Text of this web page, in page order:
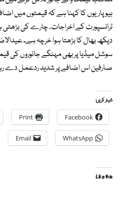
بیوپاریوں کا کہنا ہے کہ قیمتوں میں
ٹرانسپورٹ کے اخراجات، چارے کی بڑھتی
دیکھ بھال کا بڑھتا ہوا خرچہ ہے۔
سوشل میڈیا پر بھی مہنگے جانوروں کی
صارفین اس اضافے پر شدید ردعمل دے
شیئر کریں:
Facebook
Print
WhatsApp
Email
Like this: